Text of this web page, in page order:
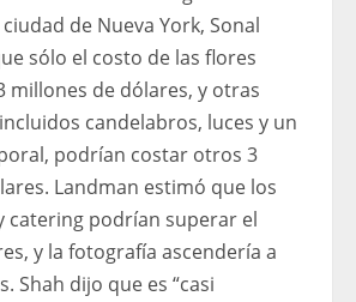
de Nueva York, Sonal
sólo el costo de las flores
millones de dólares, y otras
candelabros, luces y un
podrían costar otros 3
Landman estimó que los
catering podrían superar el
y la fotografía ascendería a
Shah dijo que es “casi